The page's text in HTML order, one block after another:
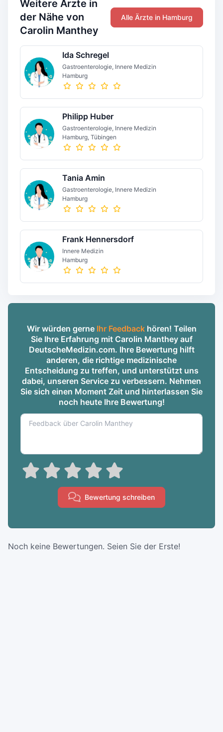
Weitere Ärzte in
der Nähe von
Carolin Manthey
Alle Ärzte in Hamburg
Ida Schregel
Gastroenterologie, Innere Medizin
Hamburg
Philipp Huber
Gastroenterologie, Innere Medizin
Hamburg, Tübingen
Tania Amin
Gastroenterologie, Innere Medizin
Hamburg
Frank Hennersdorf
Innere Medizin
Hamburg
Wir würden gerne Ihr Feedbackhören! Teilen
Sie Ihre Erfahrung mit Carolin Manthey auf
DeutscheMedizin.com. Ihre Bewertung hilft
anderen, die richtige medizinische
Entscheidung zu treffen, und unterstützt uns
dabei, unseren Service zu verbessern. Nehmen
Sie sich einen Moment Zeit und hinterlassen Sie
noch heute Ihre Bewertung!
Bewertung schreiben
Noch keine Bewertungen. Seien Sie der Erste!